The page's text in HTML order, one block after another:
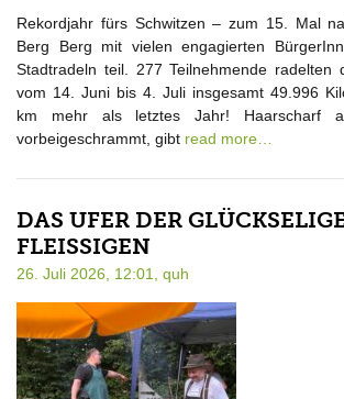
Rekordjahr fürs Schwitzen – zum 15. Mal
Berg Berg mit vielen engagierten
Stadtradeln teil. 277 Teilnehmende radelten
vom 14. Juni bis 4. Juli insgesamt 49.996
km mehr als letztes Jahr! Haarscharf
vorbeigeschrammt, gibt read more…
DAS UFER DER
FLEISSIGEN
26. Juli 2026, 12:01, quh